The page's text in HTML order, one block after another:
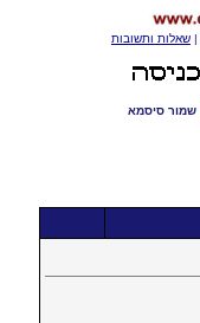
| שאלות ותשובות
שמור סיסמא